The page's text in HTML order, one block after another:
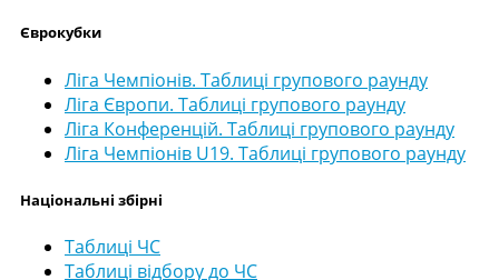
Єврокубки
Ліга Чемпіонів. Таблиці групового раунду
Ліга Європи. Таблиці групового раунду
Ліга Конференцій. Таблиці групового раунду
Ліга Чемпіонів U19. Таблиці групового раунду
Національні збірні
Таблиці ЧС
Таблиці відбору до ЧС